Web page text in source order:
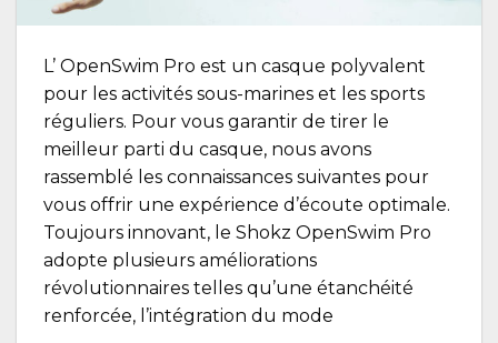
L’ OpenSwim Pro est un casque polyvalent
pour les activités sous-marines et les sports
réguliers. Pour vous garantir de tirer le
meilleur parti du casque, nous avons
rassemblé les connaissances suivantes pour
vous offrir une expérience d’écoute optimale.
Toujours innovant, le Shokz OpenSwim Pro
adopte plusieurs améliorations
révolutionnaires telles qu’une étanchéité
renforcée, l’intégration du mode